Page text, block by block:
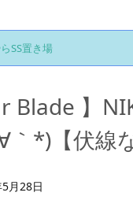
SS置き場
Blade 】
*)【伏線
月28日